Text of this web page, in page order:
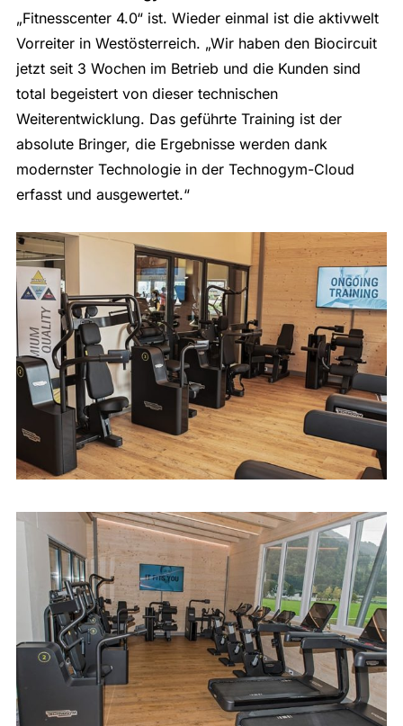
„Fitnesscenter 4.0“ ist. Wieder einmal ist die aktivwelt
Vorreiter in Westösterreich. „Wir haben den Biocircuit
jetzt seit 3 Wochen im Betrieb und die Kunden sind
total begeistert von dieser technischen
Weiterentwicklung. Das geführte Training ist der
absolute Bringer, die Ergebnisse werden dank
modernster Technologie in der Technogym-Cloud
erfasst und ausgewertet.“